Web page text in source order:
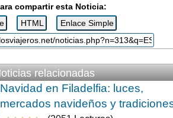
compartir esta Noticia:
relacionadas
Navidad en Filadelfia: luces,
mercados navideños y